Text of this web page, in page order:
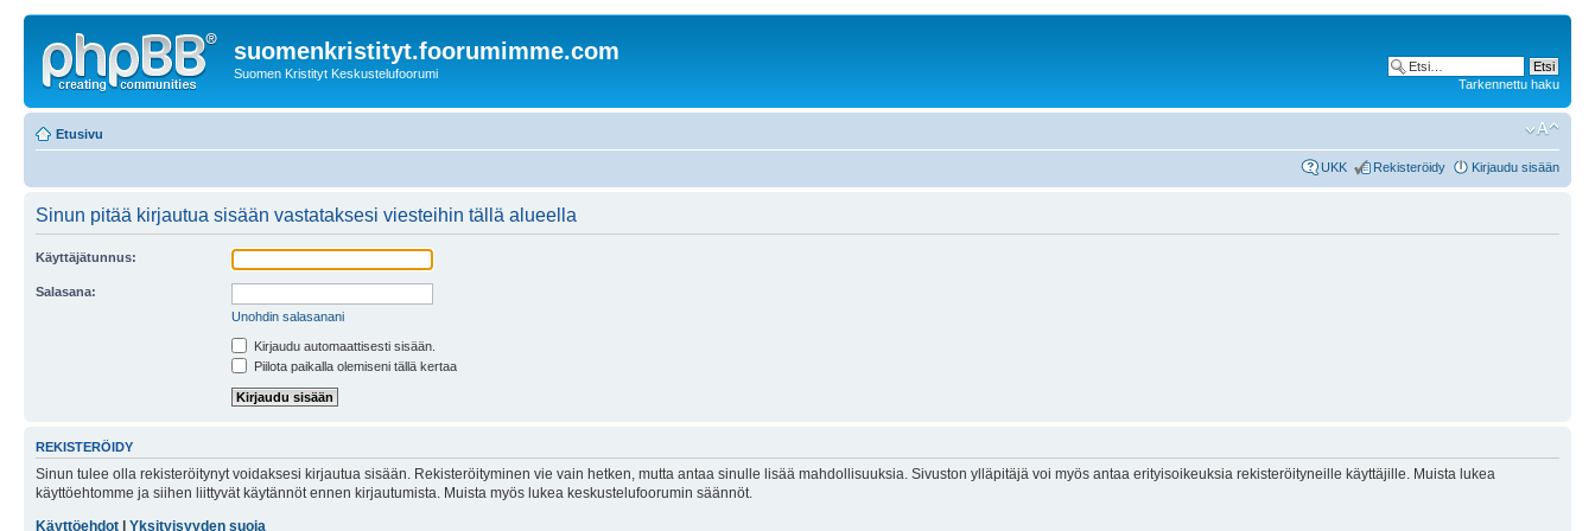
suomenkristityt.foorumimme.com
Suomen Kristityt Keskustelufoorumi
Tarkennettu haku
Etusivu
UKK Rekisteröidy Kirjaudu sisään
Sinun pitää kirjautua sisään vastataksesi viesteihin tällä alueella
Käyttäjätunnus:
Salasana:
Unohdin salasanani
Kirjaudu automaattisesti sisään.
Piilota paikalla olemiseni tällä kertaa
REKISTERÖIDY
Sinun tulee olla rekisteröitynyt voidaksesi kirjautua sisään. Rekisteröityminen vie vain hetken, mutta antaa sinulle lisää mahdollisuuksia. Sivuston ylläpitäjä voi myös antaa erityisoikeuksia rekisteröityneille käyttäjille. Muista lukea
käyttöehtomme ja siihen liittyvät käytännöt ennen kirjautumista. Muista myös lukea keskustelufoorumin säännöt.
Käyttöehdot
Yksityisyyden suoja